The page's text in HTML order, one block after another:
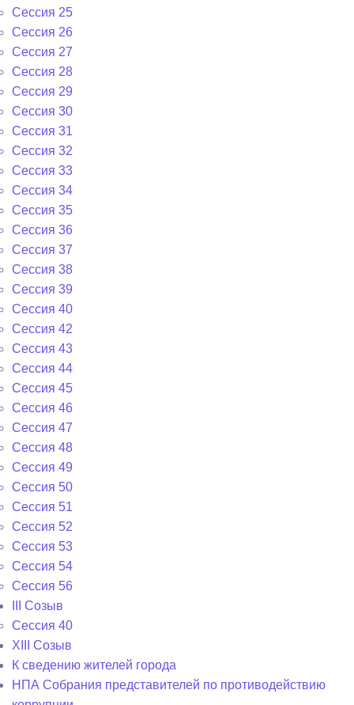
Сессия 25
Сессия 26
Сессия 27
Сессия 28
Сессия 29
Сессия 30
Сессия 31
Сессия 32
Сессия 33
Сессия 34
Сессия 35
Сессия 36
Сессия 37
Сессия 38
Сессия 39
Сессия 40
Сессия 42
Сессия 43
Сессия 44
Сессия 45
Сессия 46
Сессия 47
Сессия 48
Сессия 49
Сессия 50
Сессия 51
Сессия 52
Сессия 53
Сессия 54
Сессия 56
III Созыв
Сессия 40
XIII Созыв
К сведению жителей города
НПА Собрания представителей по противодействию